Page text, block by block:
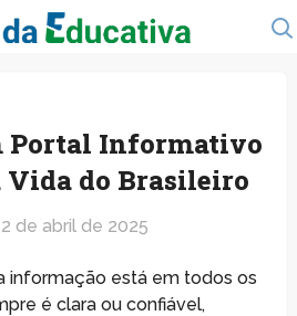
Portal Informativo
Vida do Brasileiro
2 de abril de 2025
informação está em todos os
é clara ou confiável,